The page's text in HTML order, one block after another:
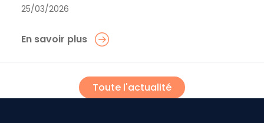
25/03/2026
En savoir plus
Toute l'actualité